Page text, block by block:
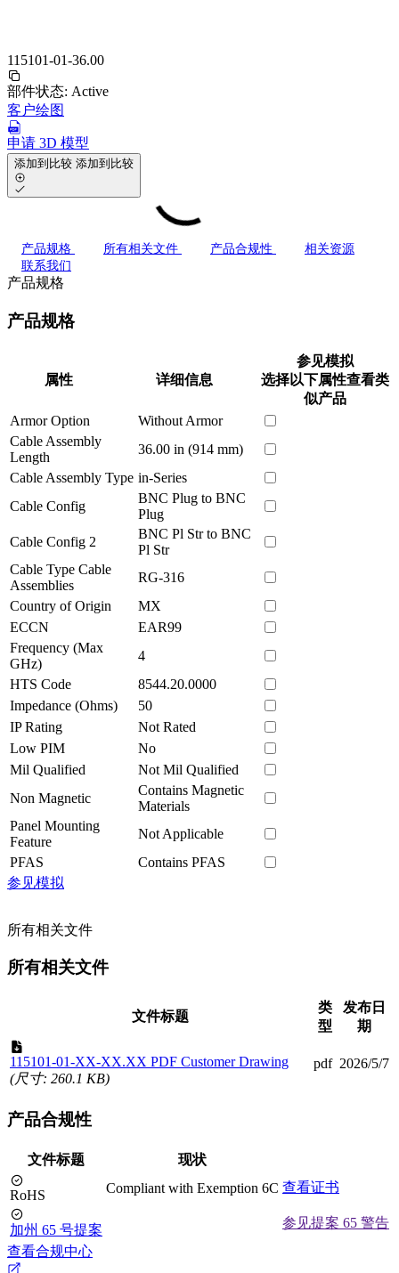
115101-01-36.00
部件状态: Active
客户绘图
申请 3D 模型
添加到比较 添加到比较
产品规格 所有相关文件 产品合规性
相关资源
联系我们
产品规格
产品规格
属性 详细信息
参见模拟
选择以下属性查看类
似产品
Armor Option
Without Armor
Cable Assembly
Length
36.00 in (914 mm)
Cable Assembly Type in-Series
Cable Config
BNC Plug to BNC
Plug
Cable Config 2
BNC Pl Str to BNC
Pl Str
Cable Type Cable
Assemblies
RG-316
Country of Origin
MX
ECCN
EAR99
Frequency (Max
GHz)
4
HTS Code
8544.20.0000
Impedance (Ohms)
50
IP Rating
Not Rated
Low PIM
No
Mil Qualified
Not Mil Qualified
Non Magnetic
Contains Magnetic
Materials
Panel Mounting
Feature
Not Applicable
PFAS
Contains PFAS
参见模拟
所有相关文件
所有相关文件
文件标题
类
型
发布日
期
115101-01-XX-XX.XX PDF Customer Drawing
(尺寸: 260.1 KB)
pdf 2026/5/7
产品合规性
文件标题 现状
RoHS Compliant with Exemption 6C 查看证书
加州 65 号提案
参见提案 65 警告
查看合规中心